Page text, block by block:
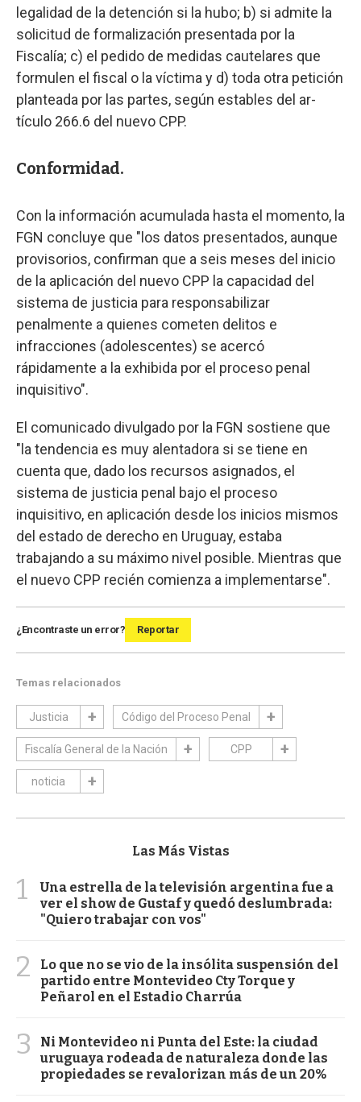
legalidad de la detención si la hubo; b) si admite la
solicitud de formalización presentada por la
Fiscalía; c) el pedido de medidas cautelares que
formulen el fiscal o la víctima y d) toda otra petición
planteada por las partes, según estables del ar-
tículo 266.6 del nuevo CPP.
Conformidad.
Con la información acumulada hasta el momento, la
FGN concluye que "los datos presentados, aunque
provisorios, confirman que a seis meses del inicio
de la aplicación del nuevo CPP la capacidad del
sistema de justicia para responsabilizar
penalmente a quienes cometen delitos e
infracciones (adolescentes) se acercó
rápidamente a la exhibida por el proceso penal
inquisitivo".
El comunicado divulgado por la FGN sostiene que
"la tendencia es muy alentadora si se tiene en
cuenta que, dado los recursos asignados, el
sistema de justicia penal bajo el proceso
inquisitivo, en aplicación desde los inicios mismos
del estado de derecho en Uruguay, estaba
trabajando a su máximo nivel posible. Mientras que
el nuevo CPP recién comienza a implementarse".
¿Encontraste un error? Reportar
Temas relacionados
Justicia Código del Proceso Penal
Fiscalía General de la Nación CPP
noticia
Las Más Vistas
1
Una estrella de la televisión argentina fue a
ver el show de Gustaf y quedó deslumbrada:
"Quiero trabajar con vos"
2
Lo que no se vio de la insólita suspensión del
partido entre Montevideo Cty Torque y
Peñarol en el Estadio Charrúa
3
Ni Montevideo ni Punta del Este: la ciudad
uruguaya rodeada de naturaleza donde las
propiedades se revalorizan más de un 20%